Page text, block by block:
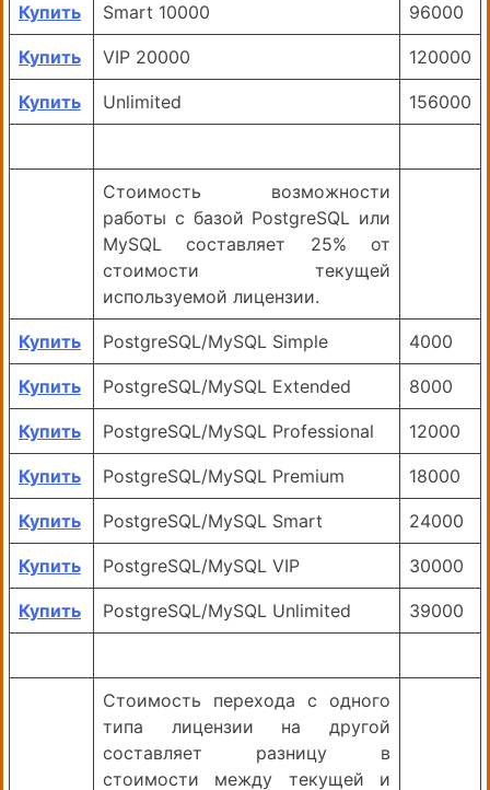
Купить Smart 10000 96000
Купить VIP 20000 120000
Купить Unlimited 156000
Стоимость возможности
работы с базой PostgreSQL или
MySQL составляет 25% от
стоимости текущей
используемой лицензии.
Купить PostgreSQL/MySQL Simple 4000
Купить PostgreSQL/MySQL Extended 8000
Купить PostgreSQL/MySQL Professional 12000
Купить PostgreSQL/MySQL Premium 18000
Купить PostgreSQL/MySQL Smart 24000
Купить PostgreSQL/MySQL VIP 30000
Купить PostgreSQL/MySQL Unlimited 39000
Стоимость перехода с одного
типа лицензии на другой
составляет разницу в
стоимости между текущей и